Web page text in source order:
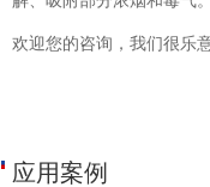
欢迎您的咨询，我们很乐
应用案例